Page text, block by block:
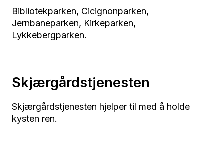
Bibliotekparken, Cicignonparken,
Jernbaneparken, Kirkeparken,
Lykkebergparken.
Skjærgårdstjenesten
Skjærgårdstjenesten hjelper til med å holde
kysten ren.